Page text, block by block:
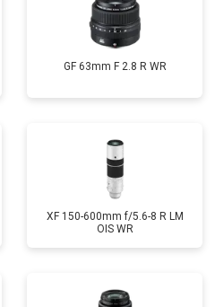
GF 63mm F 2.8 R WR
XF 150-600mm f/5.6-8 R LM
OIS WR